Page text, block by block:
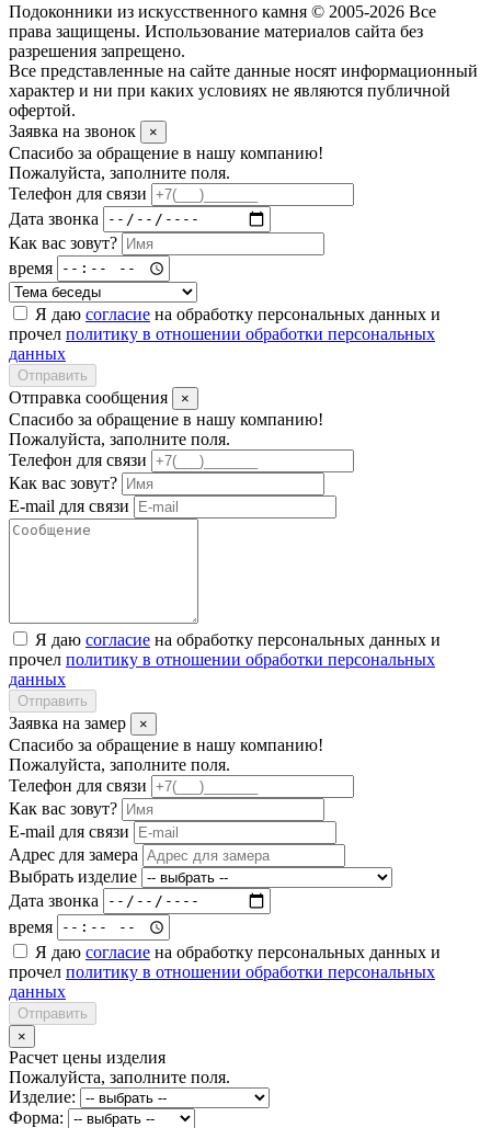
Подоконники из искусственного камня © 2005-2026 Все
права защищены. Использование материалов сайта без
разрешения запрещено.
Все представленные на сайте данные носят информационный
характер и ни при каких условиях не являются публичной
офертой.
Заявка на звонок
×
Спасибо за обращение в нашу компанию!
Пожалуйста, заполните поля.
Телефон для связи
Дата звонка
Как вас зовут?
время
Я даю согласие на обработку персональных данных и
прочел политику в отношении обработки персональных
данных
Отправить
Отправка сообщения ×
Спасибо за обращение в нашу компанию!
Пожалуйста, заполните поля.
Телефон для связи
Как вас зовут?
E-mail для связи
Я даю согласие на обработку персональных данных и
прочел политику в отношении обработки персональных
данных
Отправить
Заявка на замер ×
Спасибо за обращение в нашу компанию!
Пожалуйста, заполните поля.
Телефон для связи
Как вас зовут?
E-mail для связи
Адрес для замера
Выбрать изделие
Дата звонка
время
Я даю согласие на обработку персональных данных и
прочел политику в отношении обработки персональных
данных
Отправить
×
Расчет цены изделия
Пожалуйста, заполните поля.
Изделие:
Форма: